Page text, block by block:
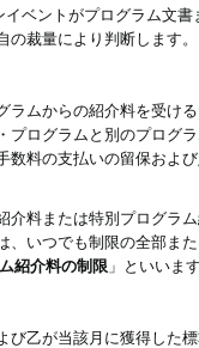
ベントがプログラム文
裁量により判断します。
ラムからの紹介料を受け
プログラムと別のプログ
数料の支払いの留保およ
介料または特別プログラ
、いつでも制限の全部
紹介料の制限 」といいま
び乙が当該月に獲得した